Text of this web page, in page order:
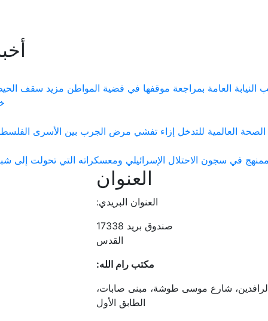
العامة بمراجعة موقفها في قضية المواطن مزيد سقف
العالمية للتدخل إزاء تفشي مرض الجرب بين الأسرى
في سجون الاحتلال الإسرائيلي ومعسكراته التي تحولت إلى
العنوان
العنوان البريدي:
صندوق بريد 17338
القدس
مكتب رام الله:
الرافدين، شارع موسى طوشة، مبنى صابات،
الطابق الأول